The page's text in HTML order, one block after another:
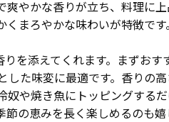
やかな香りが立ち、料理に
まろやかな味わいが特徴です
を添えてくれます。まずお
た味変に最適です。香りの
や焼き魚にトッピングする
の恵みを長く楽しめるのも嬉